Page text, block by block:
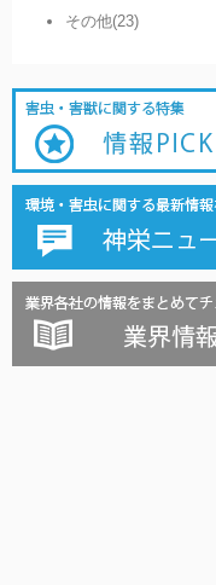
その他(23)